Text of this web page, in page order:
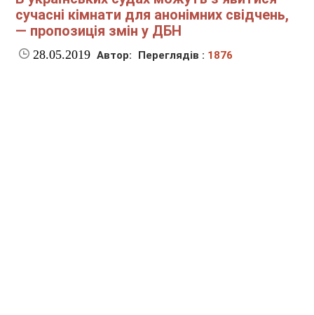
сучасні кімнати для анонімних свідчень,
— пропозиція змін у ДБН
28.05.2019 Автор: Переглядів : 1876